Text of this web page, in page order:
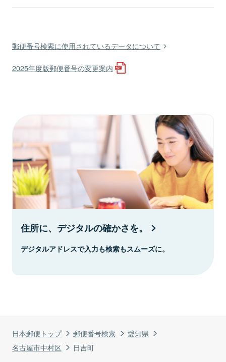
日本郵便トップ 郵便番号検索
愛知県
名古屋市中村区
日吉町
郵便番号検索に使用されているデータについて
2025年度版郵便番号の変更案内
住所に、デジタルの確かさを。
デジタルアドレスで入力も検索もスムーズに。